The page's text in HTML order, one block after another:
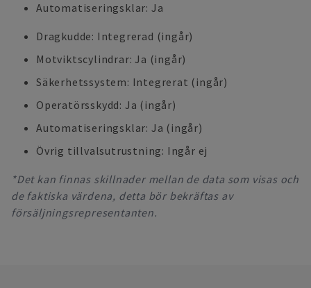
Automatiseringsklar: Ja
Dragkudde: Integrerad (ingår)
Motviktscylindrar: Ja (ingår)
Säkerhetssystem: Integrerat (ingår)
Operatörsskydd: Ja (ingår)
Automatiseringsklar: Ja (ingår)
Övrig tillvalsutrustning: Ingår ej
*Det kan finnas skillnader mellan de data som visas och
de faktiska värdena, detta bör bekräftas av
försäljningsrepresentanten.